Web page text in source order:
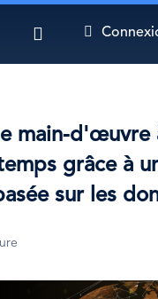
main-d'œuvre
grâce à
sur les